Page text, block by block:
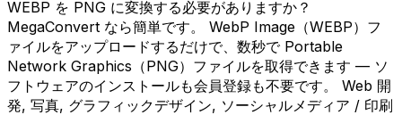
WEBP を PNG に変換する必要がありますか？
MegaConvert なら簡単です。 WebP Image（WEBP）フ
ァイルをアップロードするだけで、数秒で Portable
Network Graphics（PNG）ファイルを取得できます — ソ
フトウェアのインストールも会員登録も不要です。 Web 開
発, 写真, グラフィックデザイン, ソーシャルメディア / 印刷